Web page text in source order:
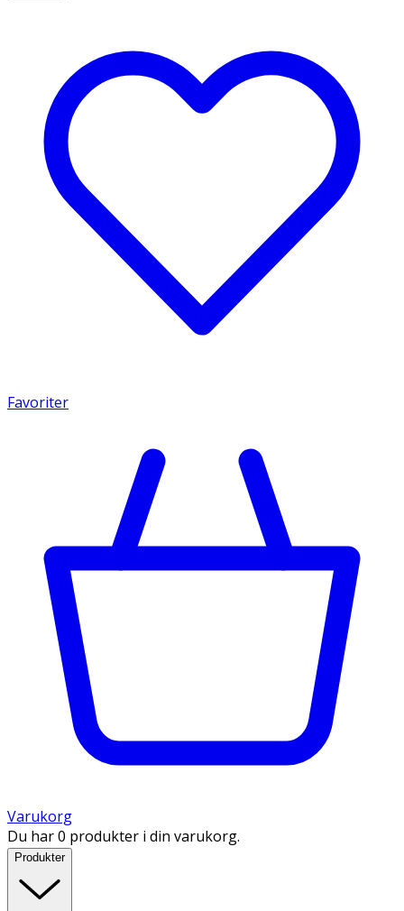
Favoriter
Varukorg
Du har 0 produkter i din varukorg.
Produkter